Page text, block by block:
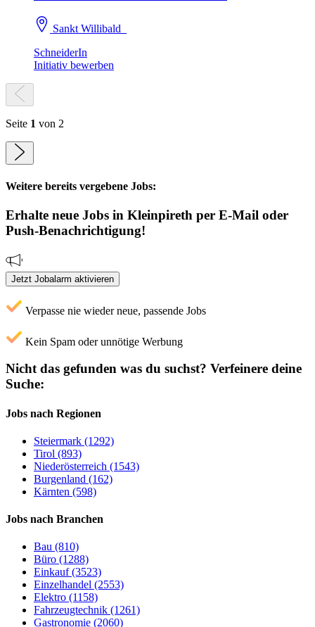
Sankt Willibald
SchneiderIn
Initiativ bewerben
Seite 1 von 2
Weitere bereits vergebene Jobs:
Erhalte neue Jobs in Kleinpireth per E-Mail oder
Push-Benachrichtigung!
Jetzt Jobalarm aktivieren
Verpasse nie wieder neue, passende Jobs
Kein Spam oder unnötige Werbung
Nicht das gefunden was du suchst? Verfeinere deine
Suche:
Jobs nach Regionen
Steiermark (1292)
Tirol (893)
Niederösterreich (1543)
Burgenland (162)
Kärnten (598)
Jobs nach Branchen
Bau (810)
Büro (1288)
Einkauf (3523)
Einzelhandel (2553)
Elektro (1158)
Fahrzeugtechnik (1261)
Gastronomie (2060)